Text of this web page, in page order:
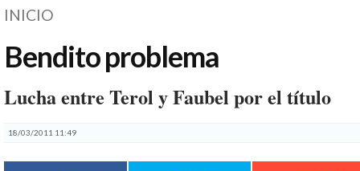
INICIO
Bendito problema
Lucha entre Terol y Faubel por el título
18/03/2011 11:49